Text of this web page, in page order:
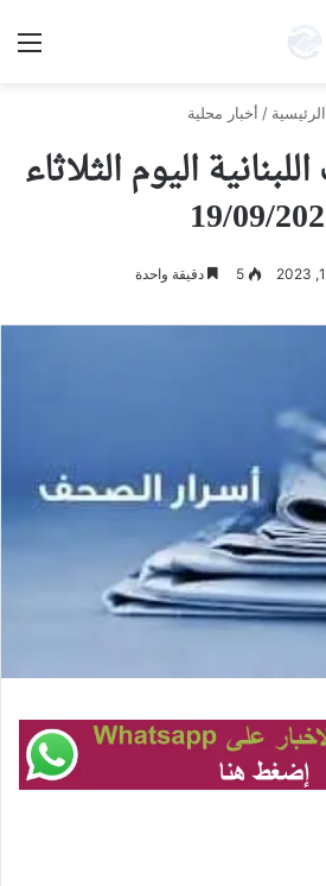
الرئيسية / أخبار محلية
اليوم الثلاثاء
19/09/
5 دقيقة واحدة